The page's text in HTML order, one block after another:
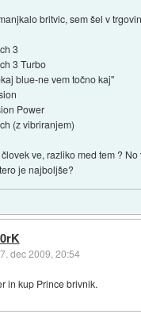
britvic, sem šel v
3
3 Turbo
blue-ne vem točno kaj''
Power
(z vibriranjem)
ve, razliko med tem ?
je najboljše?
7. dec 2009, 20:54
in kup Prince brivnik.